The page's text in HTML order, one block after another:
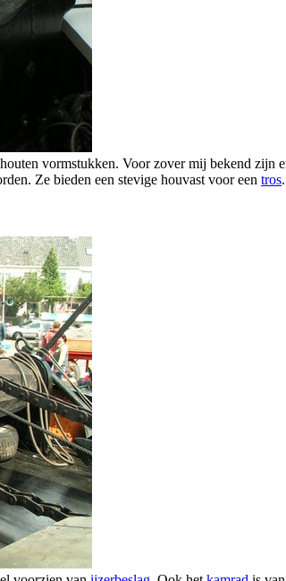
vormstukken. Voor zover mij bekend zijn
Ze bieden een stevige houvast voor een tros